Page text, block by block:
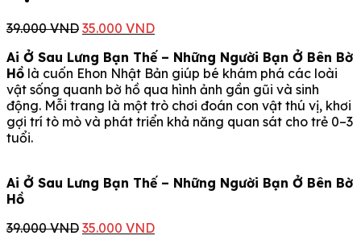
39.000VND Giá
là:
39.000 VND.
35.000 VNDGiá
tại
là:
35.000 VND.
Ai Ở Sau Lưng Bạn Thế – Những Người Bạn Ở Bên Bờ
Hồ là cuốn Ehon Nhật Bản giúp bé khám phá các loài
vật sống quanh bờ hồ qua hình ảnh gần gũi và sinh
động. Mỗi trang là một trò chơi đoán con vật thú vị, khơi
gợi trí tò mò và phát triển khả năng quan sát cho trẻ 0–3
tuổi.
Ai Ở Sau Lưng Bạn Thế – Những Người Bạn Ở Bên Bờ
Hồ
39.000VND Giá
35.000 VNDGiá